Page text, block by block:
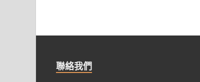
聯絡我們